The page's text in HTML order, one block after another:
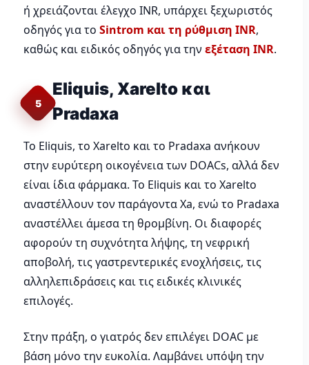
ή χρειάζονται έλεγχο INR, υπάρχει ξεχωριστός
οδηγός για το Sintrom και τη ρύθμιση INR,
καθώς και ειδικός οδηγός για την εξέταση INR.
5
Eliquis, Xarelto και
Pradaxa
Το Eliquis, το Xarelto και το Pradaxa ανήκουν
στην ευρύτερη οικογένεια των DOACs, αλλά δεν
είναι ίδια φάρμακα. Το Eliquis και το Xarelto
αναστέλλουν τον παράγοντα Xa, ενώ το Pradaxa
αναστέλλει άμεσα τη θρομβίνη. Οι διαφορές
αφορούν τη συχνότητα λήψης, τη νεφρική
αποβολή, τις γαστρεντερικές ενοχλήσεις, τις
αλληλεπιδράσεις και τις ειδικές κλινικές
επιλογές.
Στην πράξη, ο γιατρός δεν επιλέγει DOAC με
βάση μόνο την ευκολία. Λαμβάνει υπόψη την